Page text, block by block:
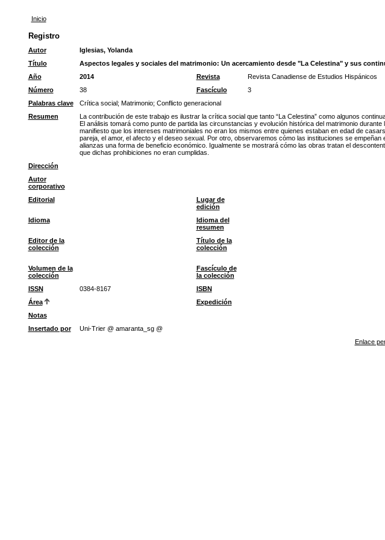
Inicio
Registro
Autor
Iglesias, Yolanda
Título
Aspectos legales y sociales del matrimonio: Un acercamiento desde "La Celestina" y sus
Año
2014 Revista Revista Canadiense de Estudios Hispánicos
Número
38 Fascículo 3
Palabras clave
Crítica social; Matrimonio; Conflicto generacional
Resumen
La contribución de este trabajo es ilustrar la crítica social que tanto “La Celestina” como algunos
El análisis tomará como punto de partida las circunstancias y evolución histórica del matrimonio
manifiesto que los intereses matrimoniales no eran los mismos entre quienes estaban en edad de
pareja, el amor, el afecto y el deseo sexual. Por otro, observaremos cómo las instituciones se
alianzas una forma de beneficio económico. Igualmente se mostrará cómo las obras tratan el
que dichas prohibiciones no eran cumplidas.
Dirección
Autor
corporativo
Editorial
Lugar de
edición
Idioma
Idioma del
resumen
Editor de la
colección
Título de la
colección
Volumen de la
colección
Fascículo de
la colección
ISSN 0384-8167 ISBN
Área
Expedición
Notas
Insertado por
Uni-Trier @ amaranta_sg @
Enlace